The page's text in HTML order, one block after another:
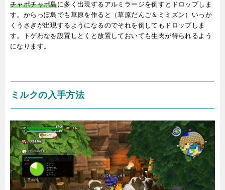
チャポチャポ島に多く出現するアルミラージを倒すとドロップしま
す。からっぽ島でも草原を作ると（草原だんご＆ミミズン）いっか
くうさぎが出現するようになるのでそれを倒してもドロップしま
す。トゲわなを設置しとくと放置しておいても生肉が得られるよう
になります。
ミルクの入手方法